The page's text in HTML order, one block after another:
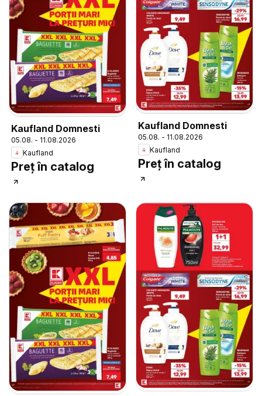
Kaufland Domnesti
05.08. - 11.08.2026
Kaufland
Preț în catalog
Kaufland Domnesti
05.08. - 11.08.2026
Kaufland
Preț în catalog